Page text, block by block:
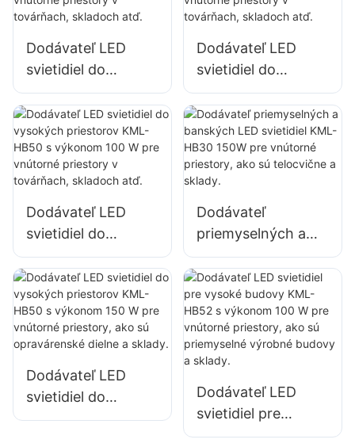
Dodávateľ LED
svietidiel do
vysokých
priestorov KML-
HB40 s výkonom
100 W pre vnútorné
priestory v
skladoch atď.
Dodávateľ LED
svietidiel do
vysokých
priestorov KML-
HB30 s výkonom
100 W pre vnútorné
priestory v
skladoch atď.
Dodávateľ LED
svietidiel do
vysokých
priestorov KML-
HB50 s výkonom
100 W pre vnútorné
priestory v
skladoch atď.
Dodávateľ
priemyselných a
banských LED
svietidiel KML-
HB30 150W pre
vnútorné priestory,
ako sú telocvične a
sklady.
Dodávateľ LED
svietidiel do
vysokých
Dodávateľ LED
svietidiel pre
vysoké budovy